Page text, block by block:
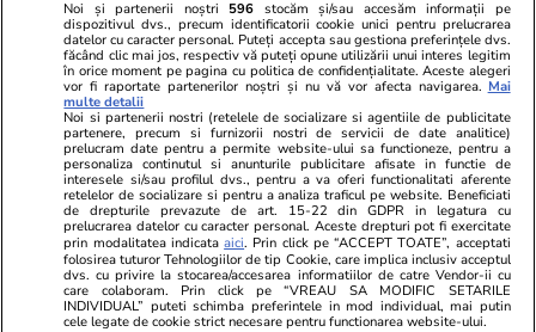
Lifestyle 01 aug.
Faimoșii adidași „murdari” care costă o avere
ajung în România: primul magazin se deschide
în București și caută angajați
Fotbal 01 aug.
Universitatea Craiova învinge Petrolul cu 4-0
în etapa a treia din Superligă. Deschidere de
scor în secunda 41
Noi și partenerii noștri 596 stocăm și/sau accesăm informații pe
dispozitivul dvs., precum identificatorii cookie unici pentru prelucrarea
datelor cu caracter personal. Puteți accepta sau gestiona preferințele dvs.
făcând clic mai jos, respectiv vă puteți opune utilizării unui interes legitim
în orice moment pe pagina cu politica de confidențialitate. Aceste alegeri
vor fi raportate partenerilor noștri și nu vă vor afecta navigarea. Mai
multe detalii
Noi si partenerii nostri (retelele de socializare si agentiile de publicitate
partenere, precum si furnizorii nostri de servicii de date analitice)
prelucram date pentru a permite website-ului sa functioneze, pentru a
personaliza continutul si anunturile publicitare afisate in functie de
interesele si/sau profilul dvs., pentru a va oferi functionalitati aferente
retelelor de socializare si pentru a analiza traficul pe website. Beneficiati
de drepturile prevazute de art. 15-22 din GDPR in legatura cu
prelucrarea datelor cu caracter personal. Aceste drepturi pot fi exercitate
prin modalitatea indicataaici. Prin click pe “ACCEPT TOATE”, acceptati
folosirea tuturor Tehnologiilor de tip Cookie, care implica inclusiv acceptul
dvs. cu privire la stocarea/accesarea informatiilor de catre Vendor-ii cu
care colaboram. Prin click pe “VREAU SA MODIFIC SETARILE
INDIVIDUAL” puteti schimba preferintele in mod individual, mai putin
cele legate de cookie strict necesare pentru functionarea website-ului.